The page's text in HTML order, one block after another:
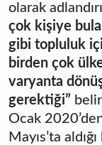
olarak
çok kişiye
gibi topluluk
birden çok
varyanta
gerektiği”
Ocak
Mayıs’ta